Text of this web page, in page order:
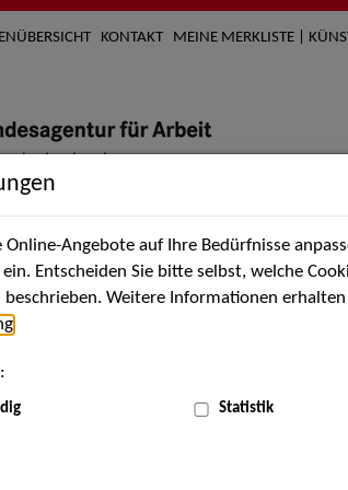
KONTAKT MEINE MERKLISTE |
Künstler*innen Über uns
Angebote auf Ihre Bedürfnisse
Entscheiden Sie bitte selbst, welche
Weitere Informationen erhalten
Statistik